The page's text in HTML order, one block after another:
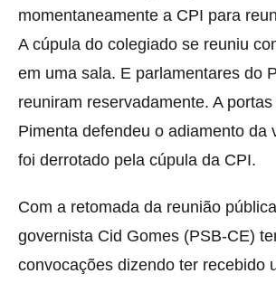
momentaneamente a CPI para
A cúpula do colegiado se reuniu
em uma sala. E parlamentares do
reuniram reservadamente. A
Pimenta defendeu o adiamento da
foi derrotado pela cúpula da CPI.
Com a retomada da reunião
governista Cid Gomes (PSB-CE)
convocações dizendo ter recebido